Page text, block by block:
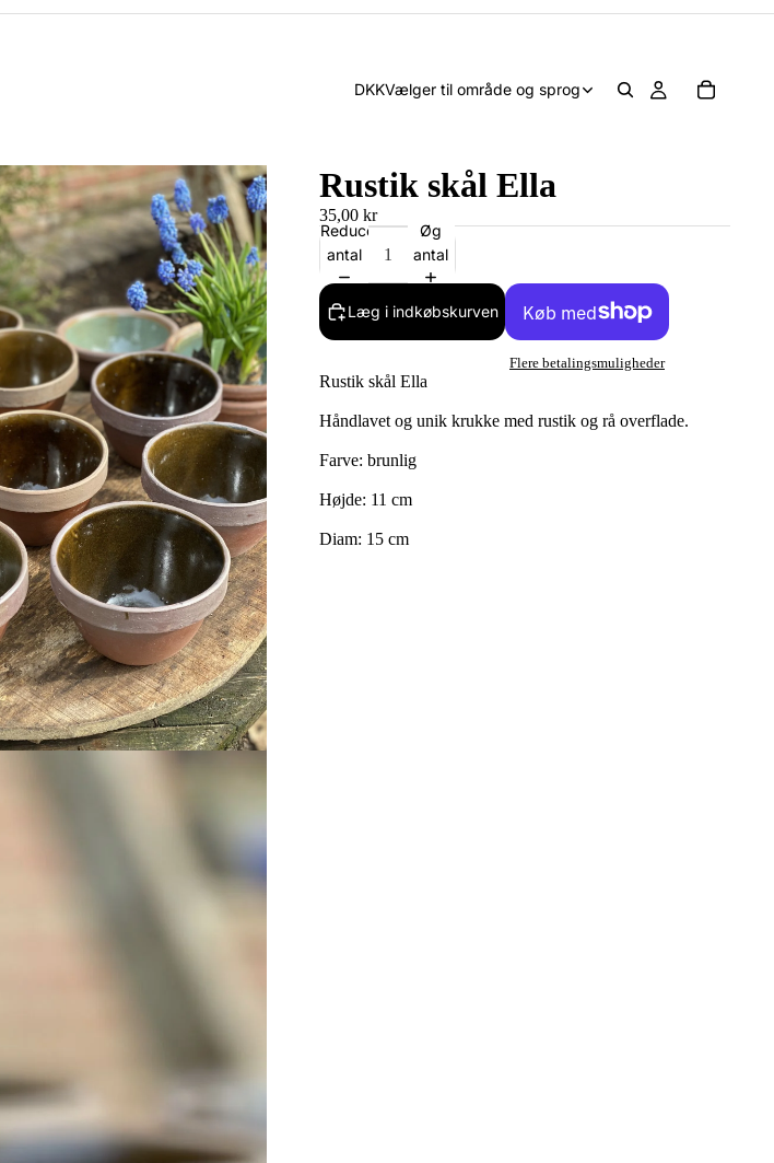
DKKVælger til område og sprog
Rustik skål Ella
35,00 kr
Reducer
antal
Øg
antal
Læg i indkøbskurven
Flere betalingsmuligheder
Rustik skål Ella
Håndlavet og unik krukke med rustik og rå overflade.
Farve: brunlig
Højde: 11 cm
Diam: 15 cm